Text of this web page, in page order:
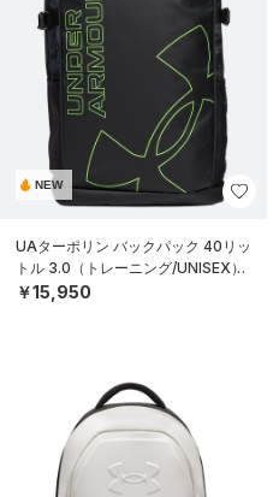
NEW
UAターポリン バックパック 40リッ
トル 3.0（トレーニング/UNISEX）
￥15,950